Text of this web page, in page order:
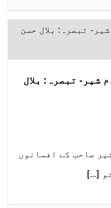
شیر- تبصرہ: بلال
صاحب کے افسانوں
[...]